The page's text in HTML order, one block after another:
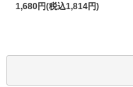
1,680円(税込1,814円)